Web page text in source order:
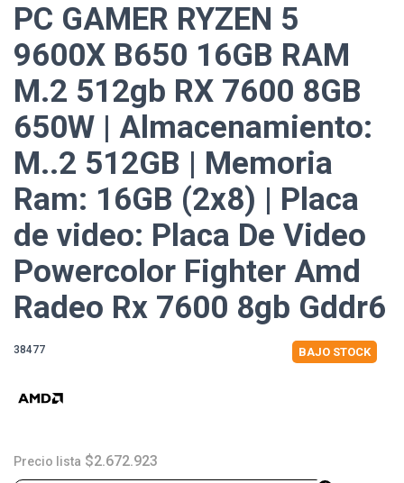
PC GAMER RYZEN 5
9600X B650 16GB RAM
M.2 512gb RX 7600 8GB
650W | Almacenamiento:
M..2 512GB | Memoria
Ram: 16GB (2x8) | Placa
de video: Placa De Video
Powercolor Fighter Amd
Radeo Rx 7600 8gb Gddr6
38477 BAJO STOCK
Precio lista $2.672.923